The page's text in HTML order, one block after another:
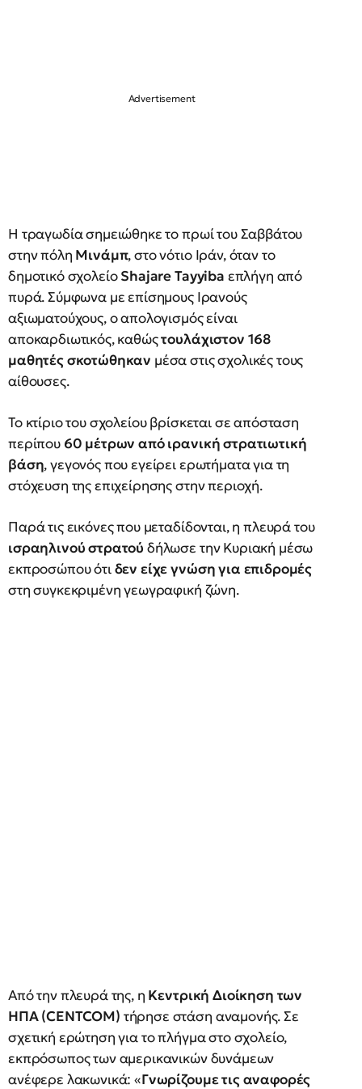
Η τραγωδία σημειώθηκε το πρωί του Σαββάτου
στην πόλη Μινάμπ, στο νότιο Ιράν, όταν το
δημοτικό σχολείοShajare Tayyiba επλήγη από
πυρά. Σύμφωνα με επίσημους Ιρανούς
αξιωματούχους, ο απολογισμός είναι
αποκαρδιωτικός, καθώςτουλάχιστον 168
μαθητές σκοτώθηκαν μέσα στις σχολικές τους
αίθουσες.
Το κτίριο του σχολείου βρίσκεται σε απόσταση
περίπου 60 μέτρων από ιρανική στρατιωτική
βάση, γεγονός που εγείρει ερωτήματα για τη
στόχευση της επιχείρησης στην περιοχή.
Παρά τις εικόνες που μεταδίδονται, η πλευρά του
ισραηλινού στρατού δήλωσε την Κυριακή μέσω
εκπροσώπου ότιδεν είχε γνώση για επιδρομές
στη συγκεκριμένη γεωγραφική ζώνη.
Από την πλευρά της, η Κεντρική Διοίκηση των
ΗΠΑ (CENTCOM) τήρησε στάση αναμονής. Σε
σχετική ερώτηση για το πλήγμα στο σχολείο,
εκπρόσωπος των αμερικανικών δυνάμεων
ανέφερε λακωνικά: «Γνωρίζουμε τις αναφορές